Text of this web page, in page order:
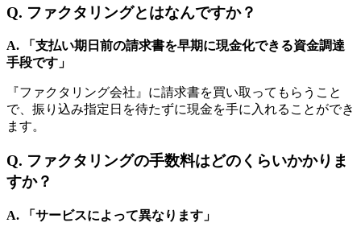
Q. ファクタリングとはなんですか？
A. 「支払い期日前の請求書を早期に現金化できる資金調達
手段です」
『ファクタリング会社』に請求書を買い取ってもらうこと
で、振り込み指定日を待たずに現金を手に入れることができ
ます。
Q. ファクタリングの手数料はどのくらいかかりま
すか？
A. 「サービスによって異なります」